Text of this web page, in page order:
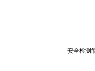
安全检测